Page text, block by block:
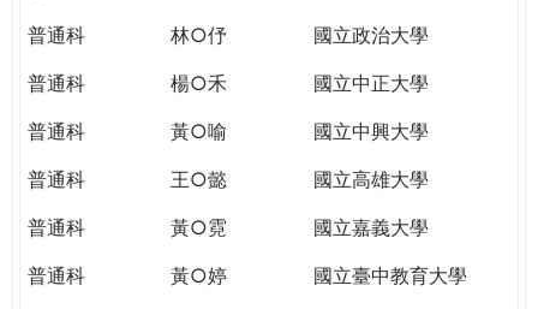
普通科
林○伃
國立政治大學
普通科
楊○禾
國立中正大學
普通科
黃○喻
國立中興大學
普通科
王○懿
國立高雄大學
普通科
黃○霓
國立嘉義大學
普通科
黃○婷
國立臺中教育大學